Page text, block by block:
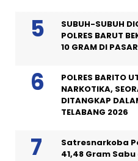
SUBUH-SUBUH
POLRES BARUT
10 GRAM DI
POLRES BARITO
NARKOTIKA,
DITANGKAP
TELABANG 2026
Satresnarkoba
41,48 Gram